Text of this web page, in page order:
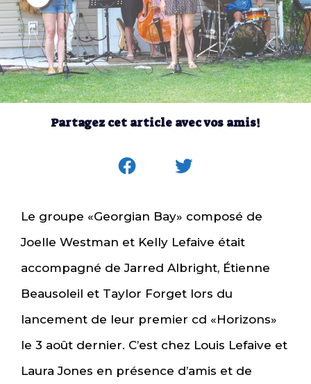
Partagez cet article avec vos amis!
Le groupe «Georgian Bay» composé de
Joelle Westman et Kelly Lefaive était
accompagné de Jarred Albright, Étienne
Beausoleil et Taylor Forget lors du
lancement de leur premier cd «Horizons»
le 3 août dernier. C’est chez Louis Lefaive et
Laura Jones en présence d’amis et de